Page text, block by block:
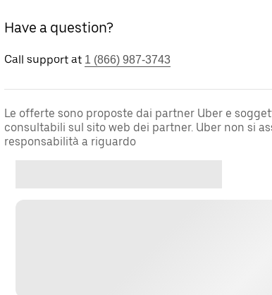
Have a question?
Call support at 1 (866) 987-3743
Le offerte sono proposte dai partner Uber e
consultabili sul sito web dei partner. Uber non si
responsabilità a riguardo